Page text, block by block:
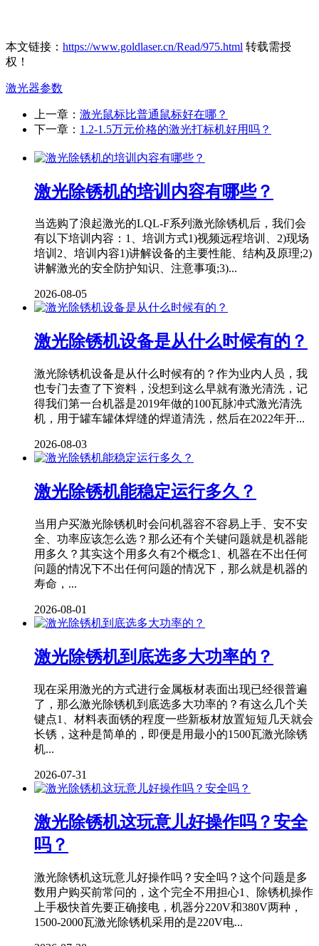
本文链接： https://www.goldlaser.cn/Read/975.html 转载需授
权！
激光器参数
上一章： 激光鼠标比普通鼠标好在哪？
下一章： 1.2-1.5万元价格的激光打标机好用吗？
激光除锈机的培训内容有哪些？
当选购了浪起激光的LQL-F系列激光除锈机后，我们会
有以下培训内容：1、培训方式1)视频远程培训、2)现场
培训2、培训内容1)讲解设备的主要性能、结构及原理;2)
讲解激光的安全防护知识、注意事项;3)...
2026-08-05
激光除锈机设备是从什么时候有的？
激光除锈机设备是从什么时候有的？作为业内人员，我
也专门去查了下资料，没想到这么早就有激光清洗，记
得我们第一台机器是2019年做的100瓦脉冲式激光清洗
机，用于罐车罐体焊缝的焊道清洗，然后在2022年开...
2026-08-03
激光除锈机能稳定运行多久？
当用户买激光除锈机时会问机器容不容易上手、安不安
全、功率应该怎么选？那么还有个关键问题就是机器能
用多久？其实这个用多久有2个概念1、机器在不出任何
问题的情况下不出任何问题的情况下，那么就是机器的
寿命，...
2026-08-01
激光除锈机到底选多大功率的？
现在采用激光的方式进行金属板材表面出现已经很普遍
了，那么激光除锈机到底选多大功率的？有这么几个关
键点1、材料表面锈的程度一些新板材放置短短几天就会
长锈，这种是简单的，即便是用最小的1500瓦激光除锈
机...
2026-07-31
激光除锈机这玩意儿好操作吗？安全
吗？
激光除锈机这玩意儿好操作吗？安全吗？这个问题是多
数用户购买前常问的，这个完全不用担心1、除锈机操作
上手极快首先要正确接电，机器分220V和380V两种，
1500-2000瓦激光除锈机采用的是220V电...